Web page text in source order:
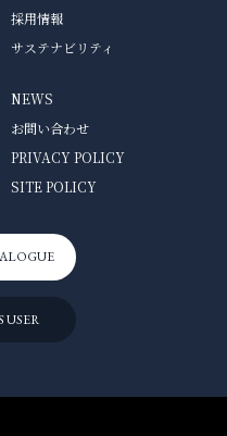
採用情報
サステナビリティ
NEWS
お問い合わせ
PRIVACY POLICY
SITE POLICY
USER